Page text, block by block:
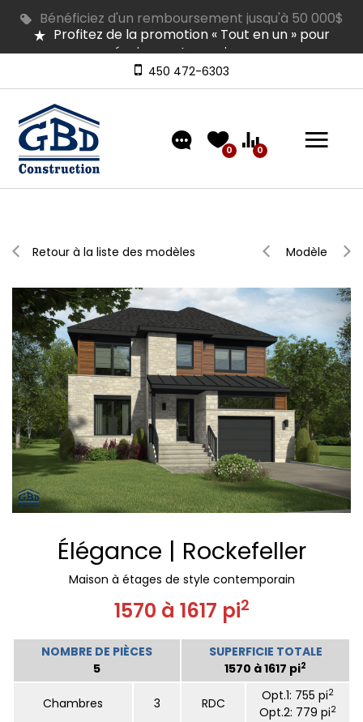
Profitez de la promotion « Tout en un » pour
équiper votre maison
Plusieurs maisons en inventaire pour occupation
rapide | Venez les visiter
Découvrez nos modèles comprenant un
aménagement extérieur de type « clé en main »
450 472-6303
0 0
Retour à la liste des modèles Modèle
Élégance | Rockefeller
Maison à étages de style contemporain
1570 à 1617 pi2
NOMBRE DE PIÈCES
5
SUPERFICIE TOTALE
1570 à 1617 pi2
Chambres 3 RDC Opt.1: 755 pi2
Opt.2: 779 pi2